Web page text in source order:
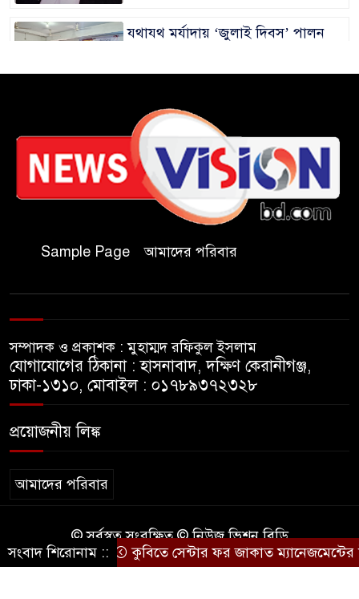
যথাযথ মর্যাদায় ‘জুলাই দিবস’ পালন
বুধবার, ৫ অগাস্ট, ২০২৬
জুলাই গণঅভ্যুত্থানের দ্বিতীয় বার্ষিকী
উপলক্ষে ইবি প্রশাসনের নানা কর্মসূচি
মঙ্গলবার, ৪ অগাস্ট, ২০২৬
‎সুনামগঞ্জে ‘নাগরিক তথ্য অধিকার
ফোরাম’ জেলা কমিটির আত্মপ্রকাশ ‎
বিদ্যালয়ের ম্যানেজিং কমিটির সভাপতি
নির্বাচিত মো. আবদুল আলিম
বৃহস্পতিবার, ৬ অগাস্ট, ২০২৬
কক্সবাজারে র‍্যাবের অভিযানে
প্রাইভেটকার থেকে ৭৬ কেজি ২০০ গ্রাম
গাঁজা উদ্ধার, ২ মাদক কারবারি আটক
Sample Page আমাদের পরিবার
সম্পাদক ও প্রকাশক : মুহাম্মদ রফিকুল ইসলাম
যোগাযোগের ঠিকানা : হাসনাবাদ, দক্ষিণ কেরানীগঞ্জ,
ঢাকা-১৩১০, মোবাইল : ০১৭৮৯৩৭২৩২৮
প্রয়োজনীয় লিঙ্ক
আমাদের পরিবার
© সর্বস্বত্ব সংরক্ষিত © নিউজ ভিশন বিডি
কারিগরি সহযোগিতায়ঃBD IT
সংবাদ শিরোনাম :: কুবিতে সেন্টার ফর জাকাত ম্যানেজমেন্টের